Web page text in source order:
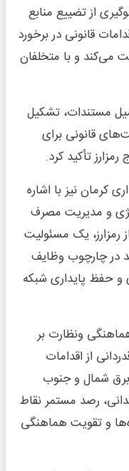
از تضییع منابع
قانونی در برخورد
می‌کند و با متخلفان
مستندات، تشکیل
قانونی برای
تأکید کرد.
کرمان نیز با اشاره
و مدیریت مصرف
رمزارز، یک مسئولیت
در چارچوب وظایف
و حفظ پایداری شبکه
ونظارت بر
از اقدامات
شمال و جنوب
رصد مستمر نقاط
و تقویت هماهنگی